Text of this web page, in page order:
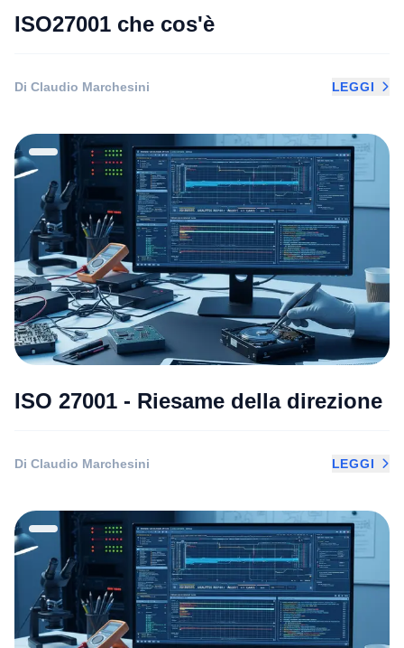
ISO27001 che cos'è
Di Claudio Marchesini LEGGI
ISO 27001 - Riesame della direzione
Di Claudio Marchesini LEGGI